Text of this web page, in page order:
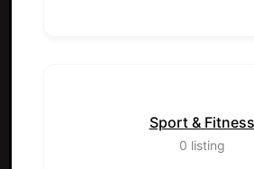
Sport & Fitness
0 listing